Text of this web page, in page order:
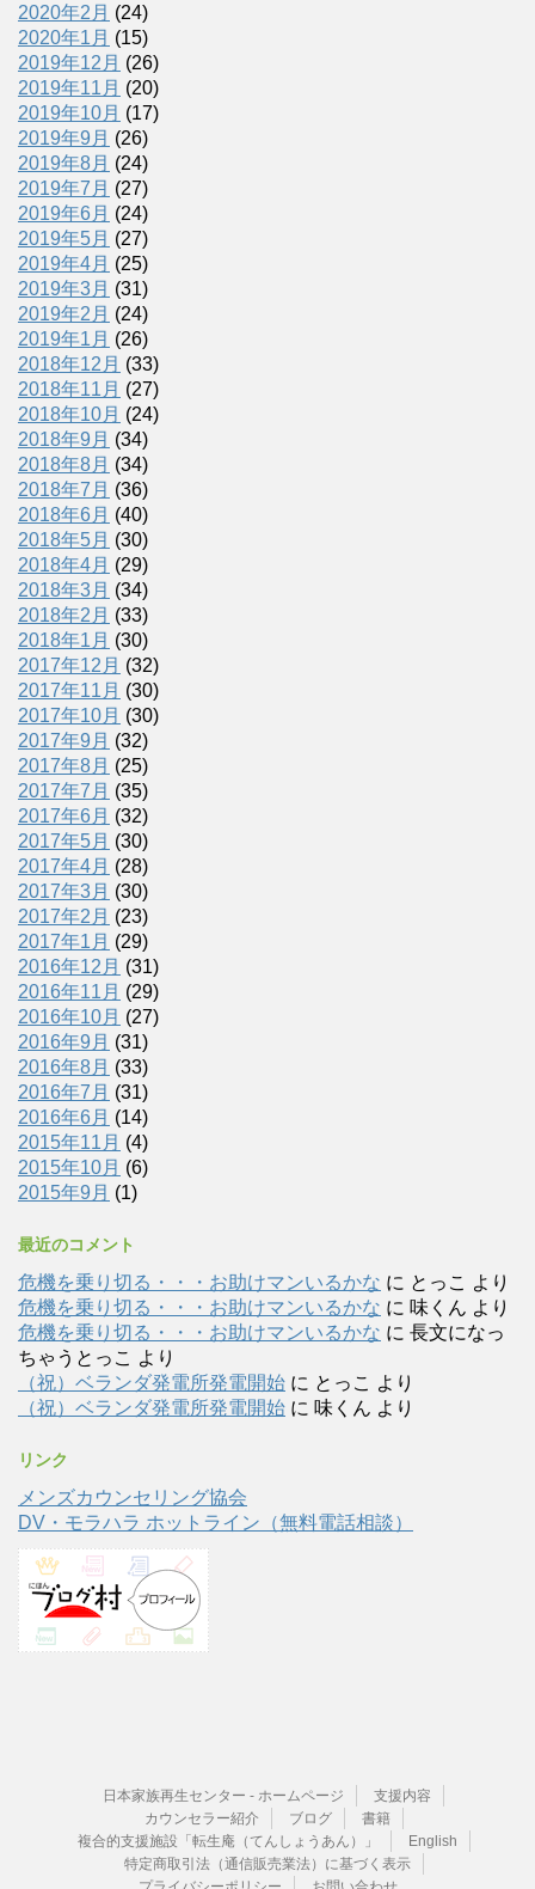
2020年2月 (24)
2020年1月 (15)
2019年12月 (26)
2019年11月 (20)
2019年10月 (17)
2019年9月 (26)
2019年8月 (24)
2019年7月 (27)
2019年6月 (24)
2019年5月 (27)
2019年4月 (25)
2019年3月 (31)
2019年2月 (24)
2019年1月 (26)
2018年12月 (33)
2018年11月 (27)
2018年10月 (24)
2018年9月 (34)
2018年8月 (34)
2018年7月 (36)
2018年6月 (40)
2018年5月 (30)
2018年4月 (29)
2018年3月 (34)
2018年2月 (33)
2018年1月 (30)
2017年12月 (32)
2017年11月 (30)
2017年10月 (30)
2017年9月 (32)
2017年8月 (25)
2017年7月 (35)
2017年6月 (32)
2017年5月 (30)
2017年4月 (28)
2017年3月 (30)
2017年2月 (23)
2017年1月 (29)
2016年12月 (31)
2016年11月 (29)
2016年10月 (27)
2016年9月 (31)
2016年8月 (33)
2016年7月 (31)
2016年6月 (14)
2015年11月 (4)
2015年10月 (6)
2015年9月 (1)
最近のコメント
危機を乗り切る・・・お助けマンいるかな に とっこ より
危機を乗り切る・・・お助けマンいるかな に 味くん より
危機を乗り切る・・・お助けマンいるかな に 長文になっ
ちゃうとっこ より
（祝）ベランダ発電所発電開始 に とっこ より
（祝）ベランダ発電所発電開始 に 味くん より
リンク
メンズカウンセリング協会
DV・モラハラ ホットライン（無料電話相談）
日本家族再生センター - ホームページ
支援内容
カウンセラー紹介
ブログ
書籍
複合的支援施設「転生庵（てんしょうあん）」
English
特定商取引法（通信販売業法）に基づく表示